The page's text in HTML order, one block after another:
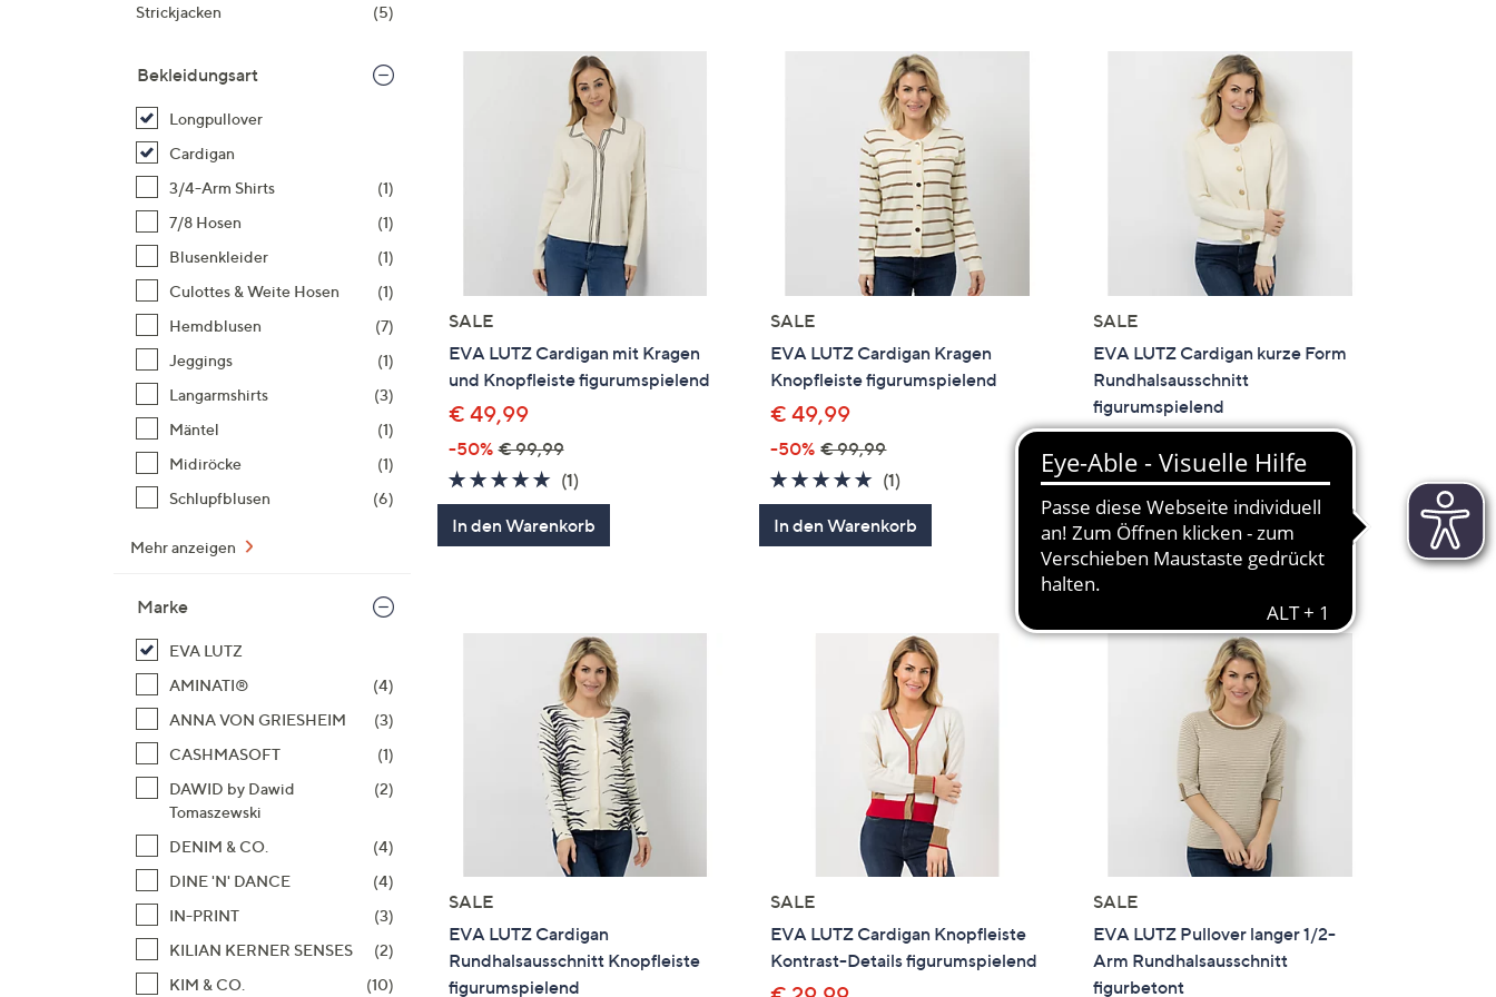
anzuzeigen.
Strickjacken
(5)
Bekleidungsart
Longpullover
Cardigan
3/4-Arm Shirts
(1)
7/8 Hosen
(1)
Blusenkleider
(1)
Culottes & Weite Hosen
(1)
Hemdblusen
(7)
Jeggings
(1)
Langarmshirts
(3)
Mäntel
(1)
Midiröcke
(1)
Schlupfblusen
(6)
Mehr anzeigen
Marke
EVA LUTZ
AMINATI®
(4)
ANNA VON GRIESHEIM
(3)
CASHMASOFT
(1)
DAWID by Dawid
Tomaszewski
(2)
DENIM & CO.
(4)
DINE 'N' DANCE
(4)
IN-PRINT
(3)
KILIAN KERNER SENSES
(2)
KIM & CO.
(10)
SALE
EVA LUTZ Cardigan mit Kragen
und Knopfleiste figurumspielend
€ 49,99
-50% € 99,99
5.0
von
5
(1)1
Bewertungen
In den Warenkorb
SALE
EVA LUTZ Cardigan Kragen
Knopfleiste figurumspielend
€ 49,99
-50% € 99,99
5.0
von
5
(1)
Bewertungen
In den Warenkorb
SALE
EVA LUTZ Cardigan kurze Form
Rundhalsausschnitt
figurumspielend
€ 69,99
-46%
€ 129,99
5.0
von
5
(3)3
Bewertungen
In den Warenkorb
SALE
EVA LUTZ Cardigan
Rundhalsausschnitt Knopfleiste
figurumspielend
SALE
EVA LUTZ Cardigan Knopfleiste
Kontrast-Details figurumspielend
SALE
EVA LUTZ Pullover langer 1/2-
Arm Rundhalsausschnitt
figurbetont